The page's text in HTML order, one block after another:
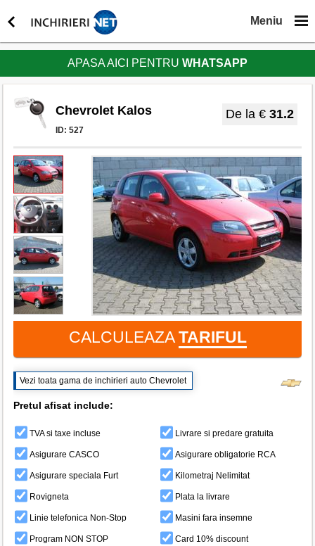
Meniu
APASA AICI PENTRUWHATSAPP
Chevrolet Kalos
ID: 527
De la € 31.2
CALCULEAZATARIFUL
Vezi toata gama de inchirieri auto Chevrolet
Pretul afisat include:
TVA si taxe incluse Livrare si predare gratuita
Asigurare CASCO Asigurare obligatorie RCA
Asigurare speciala Furt Kilometraj Nelimitat
Rovigneta Plata la livrare
Linie telefonica Non-Stop Masini fara insemne
Program NON STOP Card 10% discount